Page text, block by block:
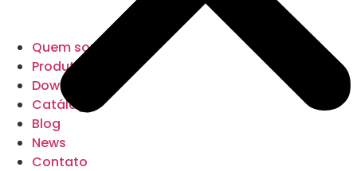
Quem somos
Produtos
Downloads
Catálogo
Blog
News
Contato